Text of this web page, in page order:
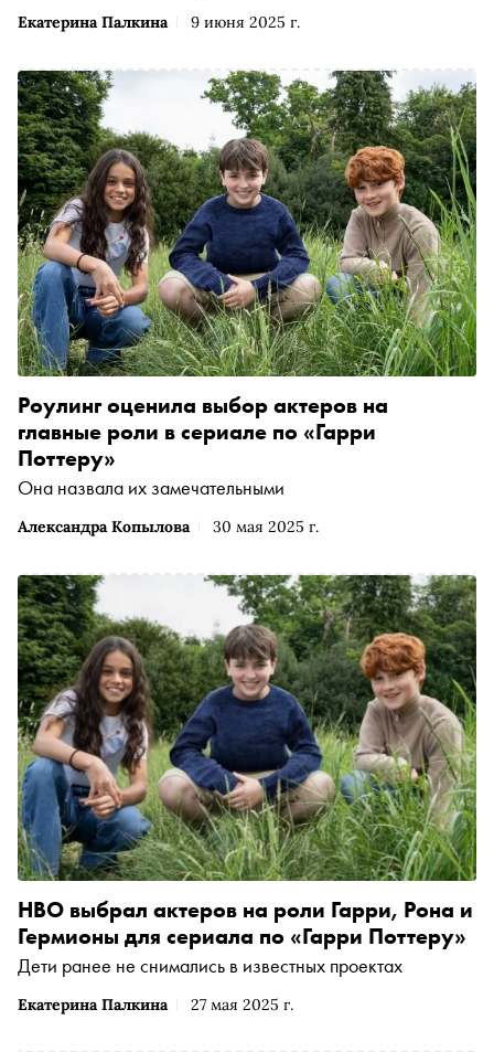
Екатерина Палкина 9 июня 2025 г.
Александра Копылова 30 мая 2025 г.
Роулинг оценила выбор актеров на
главные роли в сериале по «Гарри
Поттеру»
Она назвала их замечательными
Екатерина Палкина 27 мая 2025 г.
HBO выбрал актеров на роли Гарри, Рона и
Гермионы для сериала по «Гарри Поттеру»
Дети ранее не снимались в известных проектах